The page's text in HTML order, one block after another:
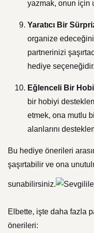
yazmak, onun için
Yaratıcı Bir
organize
partnerinizi
hediye seçeneğidir.
Eğlenceli Bir
bir hobiyi
etmek, ona mutlu
alanlarını
Bu hediye önerileri
şaşırtabilir ve ona
sunabilirsiniz.
Elbette, işte daha fazla
önerileri: